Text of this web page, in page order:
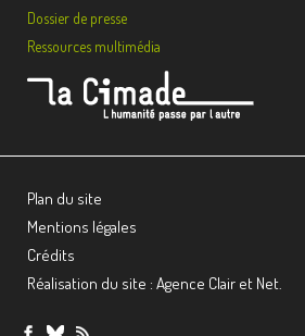
Dossier de presse
Ressources multimédia
Plan du site
Mentions légales
Crédits
Réalisation du site : Agence Clair et Net.